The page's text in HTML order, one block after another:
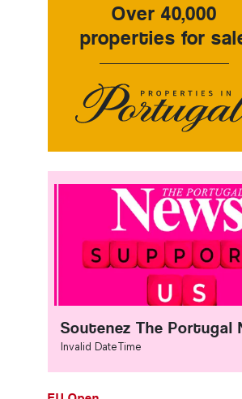
Over 40,000
properties for
Soutenez The Portugal
Invalid DateTime